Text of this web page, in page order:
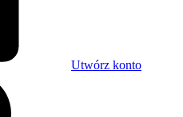
Utwórz konto